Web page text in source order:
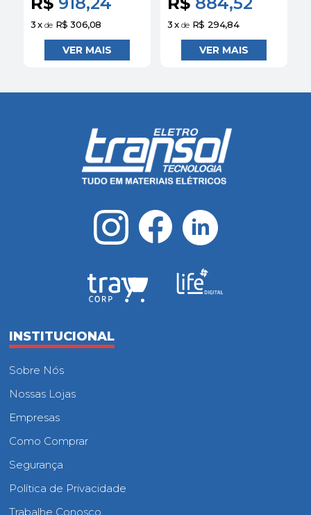
3x de R$ 306,08 3x de R$ 294,84
INSTITUCIONAL
Sobre Nós
Nossas Lojas
Empresas
Como Comprar
Segurança
Política de Privacidade
Trabalhe Conosco